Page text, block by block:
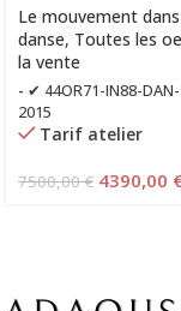
Le mouvement
danse, Toutes les
la vente
- ✔ 44OR71-IN88-
2015
Tarif atelier
7500,00€ 4390,00